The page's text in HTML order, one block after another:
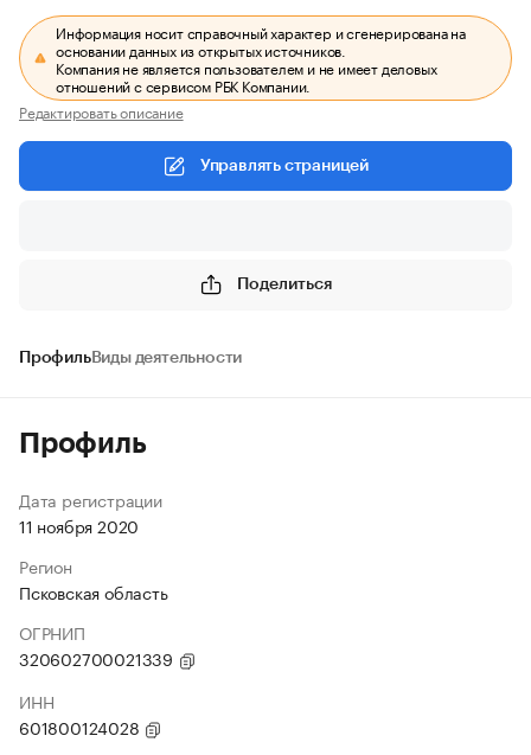
Информация носит справочный характер и сгенерирована на
основании данных из открытых источников.
Компания не является пользователем и не имеет деловых
отношений с сервисом РБК Компании.
Редактировать описание
Управлять страницей
Поделиться
ПрофильВиды деятельности
Профиль
Дата регистрации
11 ноября 2020
Регион
Псковская область
ОГРНИП
320602700021339
ИНН
601800124028